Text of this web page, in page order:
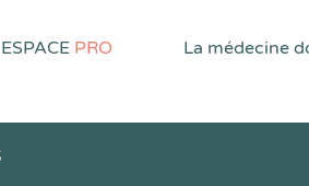
ESPACE PRO La médecine